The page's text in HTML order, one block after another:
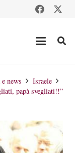
news
Israele
papà svegliati!!”